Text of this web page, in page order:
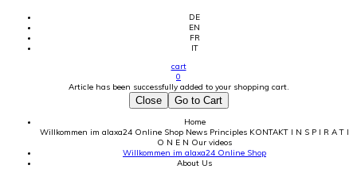
DE
EN
FR
IT
cart
0
Article has been successfully added to your shopping cart.
Close Go to Cart
Home
Willkommen im alaxa24 Online Shop News Principles KONTAKT I N S P I R A T I
O N E N Our videos
Willkommen im alaxa24 Online Shop
About Us